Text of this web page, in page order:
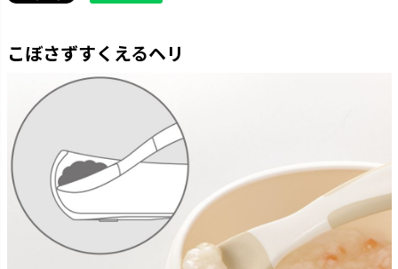
こぼさずすくえるヘリ